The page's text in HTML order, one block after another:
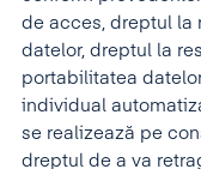
de acces, dreptul la
datelor, dreptul la
portabilitatea
individual
se realizează pe
dreptul de a va